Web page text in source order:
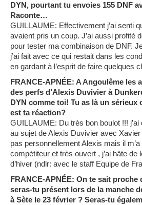
DYN, pourtant tu envoies 155 DNF
Raconte…
GUILLAUME: Effectivement j’ai senti
avaient pris un coup. J’ai aussi profité
pour tester ma combinaison de DNF.
j’ai fait avec ce qui restait dans les
en gardant à l’esprit de faire quelques
FRANCE-APNÉE: A Angoulême les
des perfs d’Alexis Duvivier à
DYN comme toi! Tu as là un sérieux
est ta réaction?
GUILLAUME: Du très bon boulot !!!
au sujet de Alexis Duvivier avec
pas personnellement Alexis mais il m’a
compétiteur et très ouvert , j’ai hâte de
d’hiver (ndlr: avec le staff Equipe de
FRANCE-APNÉE: On te sait proche
seras-tu présent lors de la manche
à Sète le 23 février ? Seras-tu